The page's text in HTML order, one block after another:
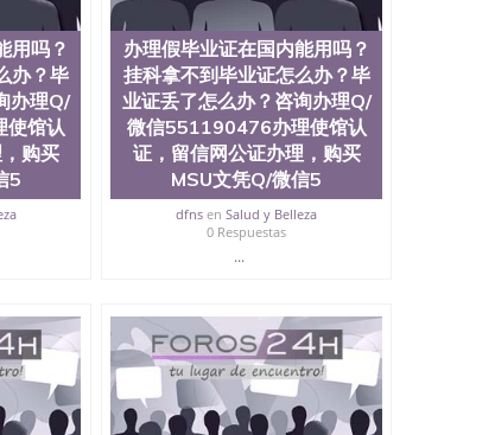
用吗？
办？毕
办理Q/
馆认
购买
5
办理假毕业证在国内能用吗？
挂科拿不到毕业证怎么办？毕
业证丢了怎么办？咨询办理Q/
微信551190476办理使馆认
证，留信网公证办理，购买
MSU文凭Q/微信5
dfns enSalud y Belleza
0 Respuestas
...